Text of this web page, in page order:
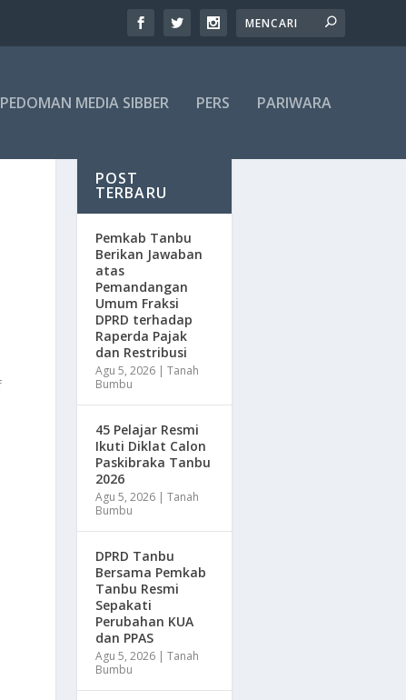
PEDOMAN MEDIA SIBBER PERS PARIWARA
POST
TERBARU
Pemkab Tanbu
Berikan Jawaban
atas
Pemandangan
Umum Fraksi
DPRD terhadap
Raperda Pajak
dan Restribusi
Agu 5, 2026| Tanah
Bumbu
45 Pelajar Resmi
Ikuti Diklat Calon
Paskibraka Tanbu
2026
Agu 5, 2026| Tanah
Bumbu
DPRD Tanbu
Bersama Pemkab
Tanbu Resmi
Sepakati
Perubahan KUA
dan PPAS
Agu 5, 2026| Tanah
Bumbu